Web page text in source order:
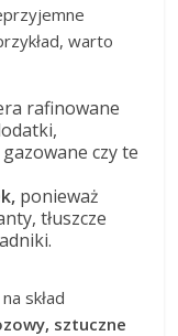
warto
rafinowane
czy te
ponieważ
tłuszcze
skład
sztuczne